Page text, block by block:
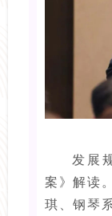
发展
案》解读
琪、钢琴